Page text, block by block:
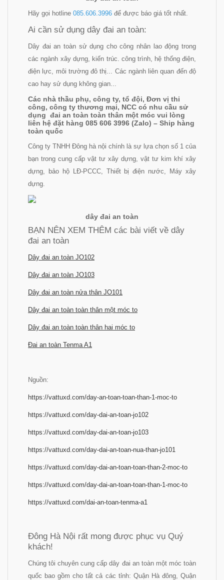
Hãy gọi hotline 085.606.3996 để được báo giá tốt nhất.
Ai cần sử dụng dây đai an toàn:
Dây đai an toàn sử dụng cho công nhân lao động trong
các ngành xây dựng, kiến trúc. công trình, hệ thống điện,
điện lực, môi trường đô thị... Các ngành liên quan đến độ
cao hay sử dụng không gian...
Các nhà thầu phụ, công ty, tổ đội, Đơn vị thi
công, công ty thương mại, NCC có nhu cầu sử
dụng đai an toàn toàn thân một móc vui lòng
liên hệ đặt hàng 085 606 3996 (Zalo) – Ship hàng
toàn quốc
Công ty TNHH Đông hà nội chính là sự lựa chọn số 1 của
bạn trong cung cấp vật tư xây dựng, vật tư kim khí xây
dựng, bảo hộ LĐ-PCCC, Thiết bị điện nước, Máy xây
dựng.
dây đai an toàn
BẠN NÊN XEM THÊM các bài viết về dây
đai an toàn
Dây đai an toàn JO102
Dây đai an toàn JO103
Dây đai an toàn nửa thân JO101
Dây đai an toàn toàn thân một móc to
Dây đai an toàn toàn thân hai móc to
Đai an toàn Tenma A1
Nguồn:
https://vattuxd.com/day-an-toan-toan-than-1-moc-to
https://vattuxd.com/day-dai-an-toan-jo102
https://vattuxd.com/day-dai-an-toan-jo103
https://vattuxd.com/day-dai-an-toan-nua-than-jo101
https://vattuxd.com/day-dai-an-toan-toan-than-2-moc-to
https://vattuxd.com/day-dai-an-toan-toan-than-1-moc-to
https://vattuxd.com/dai-an-toan-tenma-a1
Đông Hà Nội rất mong được phục vụ Quý
khách!
Chúng tôi chuyên cung cấp dây đai an toàn một móc toàn
quốc bao gồm cho tất cả các tỉnh: Quận Hà đông, Quận